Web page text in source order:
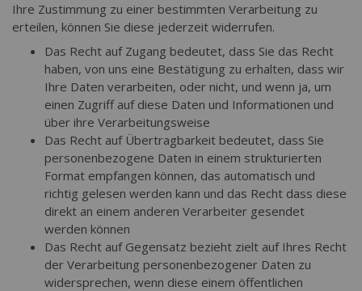
Ihre Zustimmung zu einer bestimmten Verarbeitung zu
erteilen, können Sie diese jederzeit widerrufen.
Das Recht auf Zugang bedeutet, dass Sie das Recht
haben, von uns eine Bestätigung zu erhalten, dass wir
Ihre Daten verarbeiten, oder nicht, und wenn ja, um
einen Zugriff auf diese Daten und Informationen und
über ihre Verarbeitungsweise
Das Recht auf Übertragbarkeit bedeutet, dass Sie
personenbezogene Daten in einem strukturierten
Format empfangen können, das automatisch und
richtig gelesen werden kann und das Recht dass diese
direkt an einem anderen Verarbeiter gesendet
werden können
Das Recht auf Gegensatz bezieht zielt auf Ihres Recht
der Verarbeitung personenbezogener Daten zu
widersprechen, wenn diese einem öffentlichen